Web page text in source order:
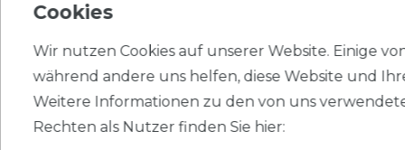
EU-VERANTWORTLICHER
Cookies
Wir nutzen Cookies auf unserer Website. Einige
während andere uns helfen, diese Website und
Weitere Informationen zu den von uns
Rechten als Nutzer finden Sie hier: